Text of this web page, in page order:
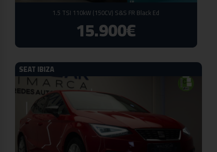
1.5 TSI 110kW (150CV) S&S FR Black Ed
15.900€
SEAT IBIZA